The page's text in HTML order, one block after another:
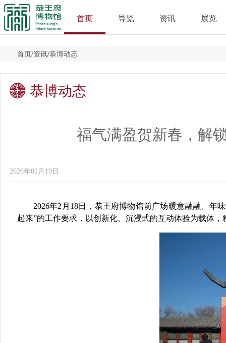
首页 导览 资讯 展览
首页/资讯/恭博动态
恭博动态
福气满盈贺新春，解
2026年02月19日
2026年2月18日，恭王府博物馆前广场暖意融融、年
起来”的工作要求，以创新化、沉浸式的互动体验为载体